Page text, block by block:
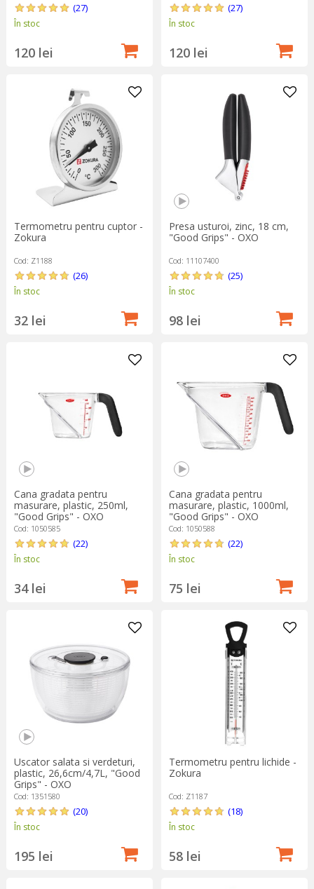
(27)
În stoc
120 lei
(27)
În stoc
120 lei
Termometru pentru cuptor -
Zokura
Cod: Z1188
(26)
În stoc
32 lei
Presa usturoi, zinc, 18 cm,
"Good Grips" - OXO
Cod: 11107400
(25)
În stoc
98 lei
Cana gradata pentru
masurare, plastic, 250ml,
"Good Grips" - OXO
Cod: 1050585
(22)
În stoc
34 lei
Cana gradata pentru
masurare, plastic, 1000ml,
"Good Grips" - OXO
Cod: 1050588
(22)
În stoc
75 lei
Uscator salata si verdeturi,
plastic, 26,6cm/4,7L, "Good
Grips" - OXO
Cod: 1351580
(20)
În stoc
195 lei
Termometru pentru lichide -
Zokura
Cod: Z1187
(18)
În stoc
58 lei